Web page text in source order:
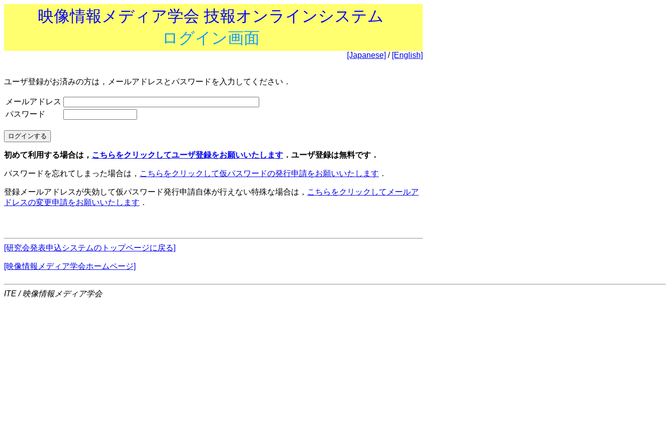
映像情報メディア学会 技報オンラインシステム
ログイン画面
[Japanese] / [English]
ユーザ登録がお済みの方は，メールアドレスとパスワードを入力してください．
メールアドレス
パスワード
初めて利用する場合は， こちらをクリックしてユーザ登録をお願いいたします ．ユーザ登録は無料です．
パスワードを忘れてしまった場合は， こちらをクリックして仮パスワードの発行申請をお願いいたします ．
登録メールアドレスが失効して仮パスワード発行申請自体が行えない特殊な場合は， こちらをクリックしてメールア
ドレスの変更申請をお願いいたします ．
[研究会発表申込システムのトップページに戻る]
[映像情報メディア学会ホームページ]
ITE / 映像情報メディア学会